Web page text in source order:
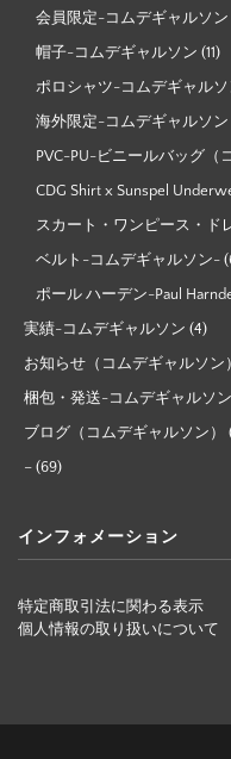
会員限定-コムデギャルソン
帽子-コムデギャルソン (11)
ポロシャツ-コムデギャルソ
海外限定-コムデギャルソン
PVC-PU-ビニールバッグ（
CDG Shirt x Sunspel
スカート・ワンピース・ド
ベルト-コムデギャルソン-
ポール ハーデン-Paul
実績-コムデギャルソン (4)
お知らせ（コムデギャルソン）
梱包・発送-コムデギャルソン
ブログ（コムデギャルソン）
– (69)
インフォメーション
特定商取引法に関わる表示
個人情報の取り扱いについて